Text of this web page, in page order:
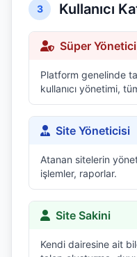
3 Kullanıcı
Süper Yönetici
Platform genelinde
kullanıcı yönetimi,
Site Yöneticisi
Atanan sitelerin
işlemler, raporlar.
Site Sakini
Kendi dairesine ait